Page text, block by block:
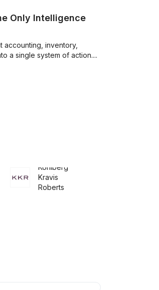
Only Intelligence
accounting, inventory,
a single system of action....
Kohlberg
Kravis
Roberts